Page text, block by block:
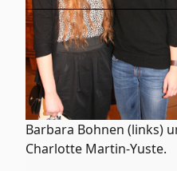
Barbara Bohnen (links)
Charlotte Martin-Yuste.